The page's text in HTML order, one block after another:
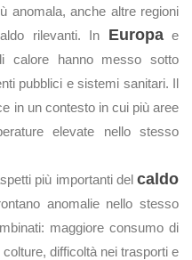
anomala, anche altre regioni
rilevanti. In Europae
calore hanno messo sotto
pubblici e sistemi sanitari. Il
in un contesto in cui più aree
elevate nello stesso
più importanti del caldo
anomalie nello stesso
maggiore consumo di
difficoltà nei trasporti e